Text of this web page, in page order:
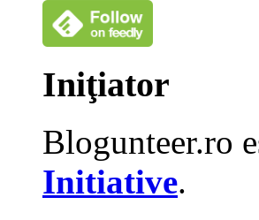
Iniţiator
Blogunteer.ro
Initiative.